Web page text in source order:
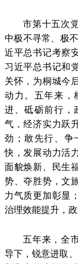
市第十五次
中极不寻常、极
近平总书记考察
习近平总书记和
关怀，为桐城今
动力。五年来，
进、砥砺前行，
气，经济实力跃
劲；敢先行、争
快，发展动力活
面貌焕新、民生
势、夺胜势，文
力气质更加彰显
治理效能提升，
五年来，全
导下，锐意进取